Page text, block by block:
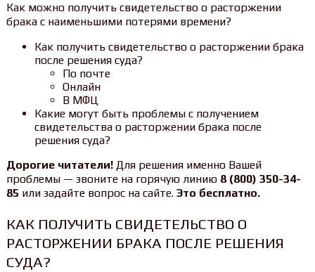
Как можно получить свидетельство о расторжении
брака с наименьшими потерями времени?
Как получить свидетельство о расторжении брака
после решения суда?
По почте
Онлайн
В МФЦ
Какие могут быть проблемы с получением
свидетельства о расторжении брака после
решения суда?
Дорогие читатели!Для решения именно Вашей
проблемы — звоните на горячую линию 8 (800) 350-34-
85 или задайте вопрос на сайте. Это бесплатно.
КАК ПОЛУЧИТЬ СВИДЕТЕЛЬСТВО О
РАСТОРЖЕНИИ БРАКА ПОСЛЕ РЕШЕНИЯ
СУДА?